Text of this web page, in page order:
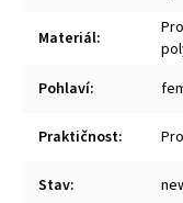
Materiál:
Pohlaví:
Praktičnost:
Stav: